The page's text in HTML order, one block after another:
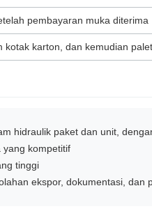
pembayaran muka diterima
kotak karton, dan kemudian
hidraulik paket dan unit,
yang kompetitif
tinggi
ekspor, dokumentasi, dan